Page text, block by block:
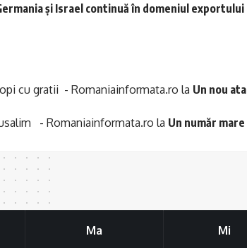
și Israel continuă în domeniul
cu gratii - Romaniainformata.ro la Un nou
- Romaniainformata.ro la Un număr
Ma Mi